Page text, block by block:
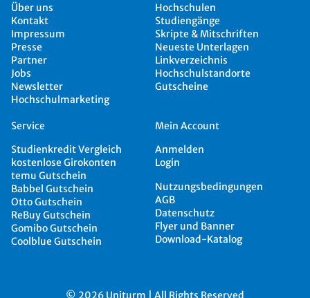
Über uns
Kontakt
Impressum
Presse
Partner
Jobs
Newsletter
Hochschulmarketing
Hochschulen
Studiengänge
Skripte & Mitschriften
Neueste Unterlagen
Linkverzeichnis
Hochschulstandorte
Gutscheine
Service
Studienkredit Vergleich
kostenlose Girokonten
temu Gutschein
Babbel Gutschein
Otto Gutschein
ReBuy Gutschein
Gomibo Gutschein
Coolblue Gutschein
Mein Account
Anmelden
Login
Nutzungsbedingungen
AGB
Datenschutz
Flyer und Banner
Download-Katalog
© 2026 Uniturm | All Rights Reserved